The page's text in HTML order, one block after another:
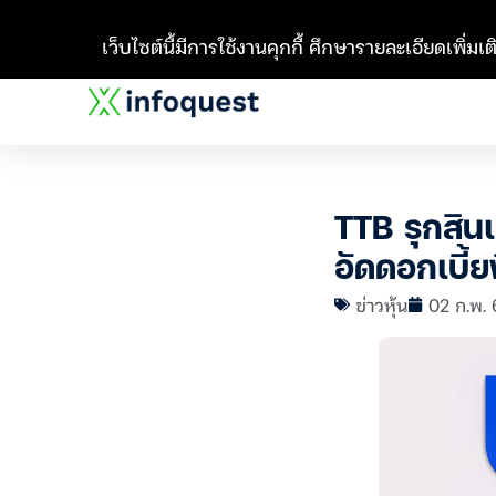
TTB รุกสิ
อัดดอกเบี้
ข่าวหุ้น 02 ก.พ.
เว็บไซต์นี้มีการใช้งานคุกกี้ ศึกษารายละเอียดเพิ่ม